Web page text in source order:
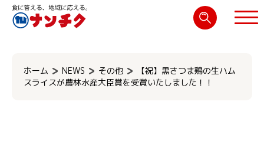
ホーム NEWS その他
【祝】黒さつま鶏の生ハム
スライスが農林水産大臣賞を受賞いたしました！！